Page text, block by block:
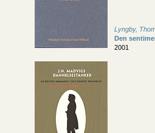
Lyngby,
Den
2001